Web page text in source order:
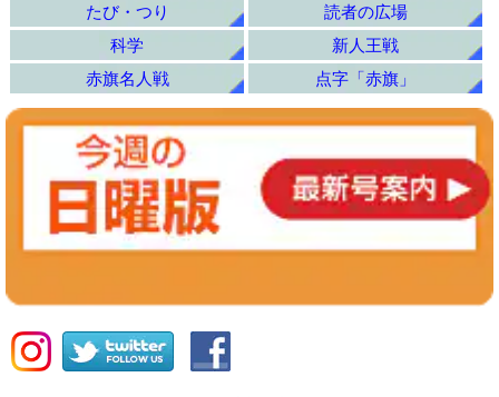
たび・つり
読者の広場
科学
新人王戦
赤旗名人戦
点字「赤旗」